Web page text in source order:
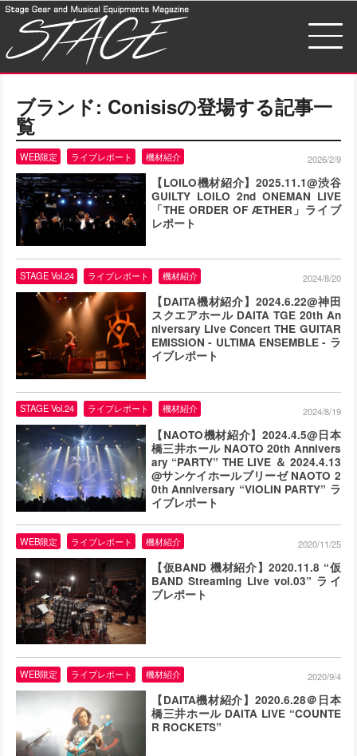
ブランド: Conisisの登場する記事一
覧
【LOILO機材紹介】2025.11.1@渋谷
GUILTY LOILO 2nd ONEMAN LIVE
「THE ORDER OF ÆTHER」ライブ
レポート
WEB限定 ライブレポート 機材紹介 2026/2/9
【DAITA機材紹介】2024.6.22@神田
スクエアホール DAITA TGE 20th An
niversary Live Concert THE GUITAR
EMISSION ‐ ULTIMA ENSEMBLE ‐ ラ
イブレポート
STAGE Vol.24 ライブレポート 機材紹介 2024/8/20
【NAOTO機材紹介】2024.4.5@日本
橋三井ホール NAOTO 20th Annivers
ary “PARTY” THE LIVE ＆ 2024.4.13
@サンケイホールブリーゼ NAOTO 2
0th Anniversary “VIOLIN PARTY” ラ
イブレポート
STAGE Vol.24 ライブレポート 機材紹介 2024/8/19
【仮BAND 機材紹介】2020.11.8 “仮
BAND Streaming Live vol.03” ライ
ブレポート
WEB限定 ライブレポート 機材紹介 2020/11/25
【DAITA機材紹介】2020.6.28＠日本
橋三井ホール DAITA LIVE “COUNTE
R ROCKETS”
WEB限定 ライブレポート 機材紹介 2020/9/4